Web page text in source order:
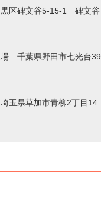
区碑文谷5-15-1 碑文谷
千葉県野田市七光台39
玉県草加市青柳2丁目14